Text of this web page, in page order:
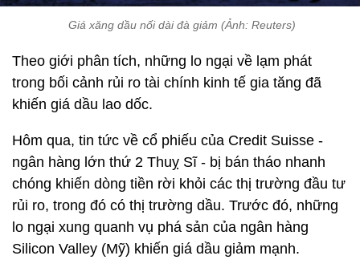
Giá xăng dầu nối dài đà giảm (Ảnh: Reuters)
Theo giới phân tích, những lo ngại về lạm phát
trong bối cảnh rủi ro tài chính kinh tế gia tăng đã
khiến giá dầu lao dốc.
Hôm qua, tin tức về cổ phiếu của Credit Suisse -
ngân hàng lớn thứ 2 Thuỵ Sĩ - bị bán tháo nhanh
chóng khiến dòng tiền rời khỏi các thị trường đầu tư
rủi ro, trong đó có thị trường dầu. Trước đó, những
lo ngại xung quanh vụ phá sản của ngân hàng
Silicon Valley (Mỹ) khiến giá dầu giảm mạnh.